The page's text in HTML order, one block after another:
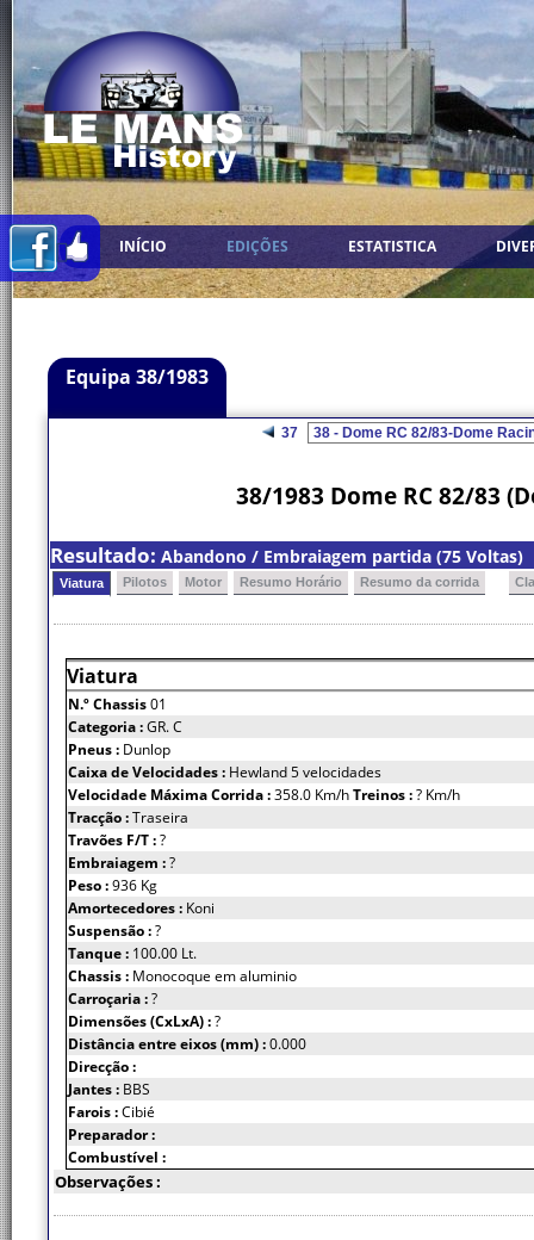
INÍCIO EDIÇÕES ESTATISTICA
Equipa 38/1983
37
38/1983 Dome RC 82/83
Resultado: Abandono / Embraiagem partida (75 Voltas)
Viatura Pilotos Motor Resumo Horário Resumo da corrida
Viatura
N.º Chassis01
Categoria :GR. C
Pneus : Dunlop
Caixa de Velocidades : Hewland 5 velocidades
Velocidade Máxima Corrida :358.0 Km/hTreinos :? Km/h
Tracção :Traseira
Travões F/T :?
Embraiagem :?
Peso :936 Kg
Amortecedores : Koni
Suspensão :?
Tanque : 100.00 Lt.
Chassis : Monocoque em aluminio
Carroçaria :?
Dimensões (CxLxA) :?
Distância entre eixos (mm) :0.000
Direcção :
Jantes : BBS
Farois :Cibié
Preparador :
Combustível :
Observações :